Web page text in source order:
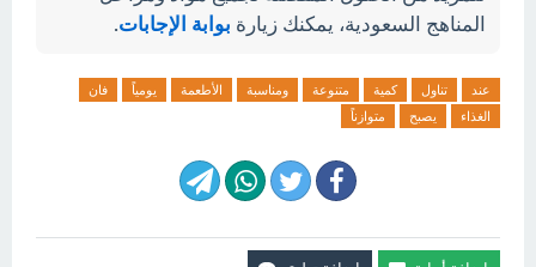
المناهج السعودية، يمكنك زيارة بوابة الإجابات.
عند تناول كمية متنوعة ومناسبة الأطعمة يومياً
فان
الغذاء
يصبح متوازناً